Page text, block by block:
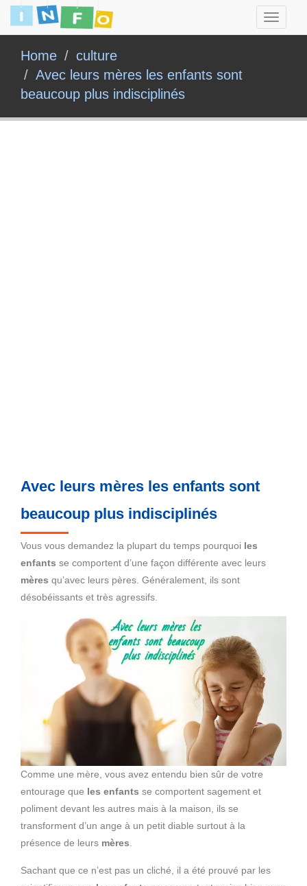
Toggle
Home
culture
Avec leurs mères les enfants sont
beaucoup plus indisciplinés
Avec leurs mères les enfants sont
beaucoup plus indisciplinés
Vous vous demandez la plupart du temps pourquoi les
enfants se comportent d’une façon différente avec leurs
mères qu’avec leurs pères. Généralement, ils sont
désobéissants et très agressifs.
Comme une mère, vous avez entendu bien sûr de votre
entourage que les enfants se comportent sagement et
poliment devant les autres mais à la maison, ils se
transforment d’un ange à un petit diable surtout à la
présence de leurs mères.
Sachant que ce n’est pas un cliché, il a été prouvé par les